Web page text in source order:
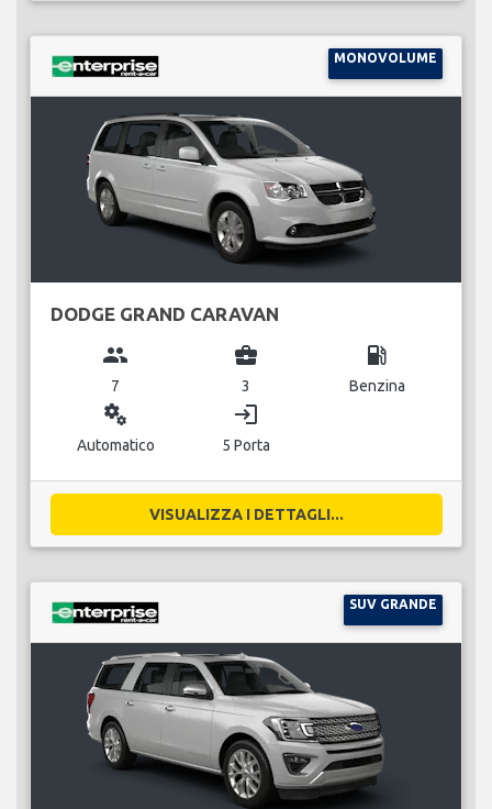
MONOVOLUME
DODGE GRAND CARAVAN
group
7
business_center
3
local_gas_station
Benzina
miscellaneous_services
Automatico
login
5 Porta
VISUALIZZA I DETTAGLI...
SUV GRANDE